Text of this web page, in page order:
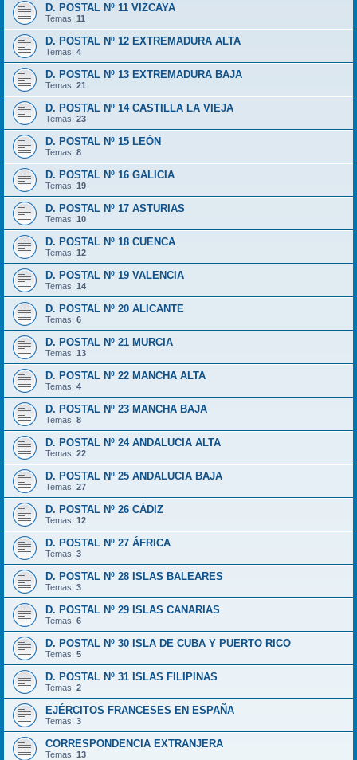
D. POSTAL Nº 11 VIZCAYA
Temas: 11
D. POSTAL Nº 12 EXTREMADURA ALTA
Temas: 4
D. POSTAL Nº 13 EXTREMADURA BAJA
Temas: 21
D. POSTAL Nº 14 CASTILLA LA VIEJA
Temas: 23
D. POSTAL Nº 15 LEÓN
Temas: 8
D. POSTAL Nº 16 GALICIA
Temas: 19
D. POSTAL Nº 17 ASTURIAS
Temas: 10
D. POSTAL Nº 18 CUENCA
Temas: 12
D. POSTAL Nº 19 VALENCIA
Temas: 14
D. POSTAL Nº 20 ALICANTE
Temas: 6
D. POSTAL Nº 21 MURCIA
Temas: 13
D. POSTAL Nº 22 MANCHA ALTA
Temas: 4
D. POSTAL Nº 23 MANCHA BAJA
Temas: 8
D. POSTAL Nº 24 ANDALUCIA ALTA
Temas: 22
D. POSTAL Nº 25 ANDALUCIA BAJA
Temas: 27
D. POSTAL Nº 26 CÁDIZ
Temas: 12
D. POSTAL Nº 27 ÁFRICA
Temas: 3
D. POSTAL Nº 28 ISLAS BALEARES
Temas: 3
D. POSTAL Nº 29 ISLAS CANARIAS
Temas: 6
D. POSTAL Nº 30 ISLA DE CUBA Y PUERTO RICO
Temas: 5
D. POSTAL Nº 31 ISLAS FILIPINAS
Temas: 2
EJÉRCITOS FRANCESES EN ESPAÑA
Temas: 3
CORRESPONDENCIA EXTRANJERA
Temas: 13